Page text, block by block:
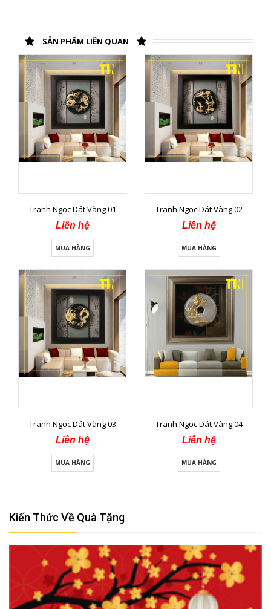
SẢN PHẨM LIÊN QUAN
Tranh Ngọc Dát Vàng 01
Liên hệ
MUA HÀNG
Tranh Ngọc Dát Vàng 02
Liên hệ
MUA HÀNG
Tranh Ngọc Dát Vàng 03
Liên hệ
MUA HÀNG
Tranh Ngọc Dát Vàng 04
Liên hệ
MUA HÀNG
Kiến Thức Về Quà Tặng